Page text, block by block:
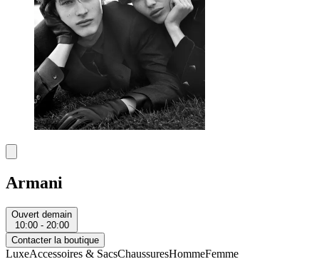
Armani
Ouvert demain
10:00 - 20:00
Contacter la boutique
LuxeAccessoires & SacsChaussuresHommeFemme